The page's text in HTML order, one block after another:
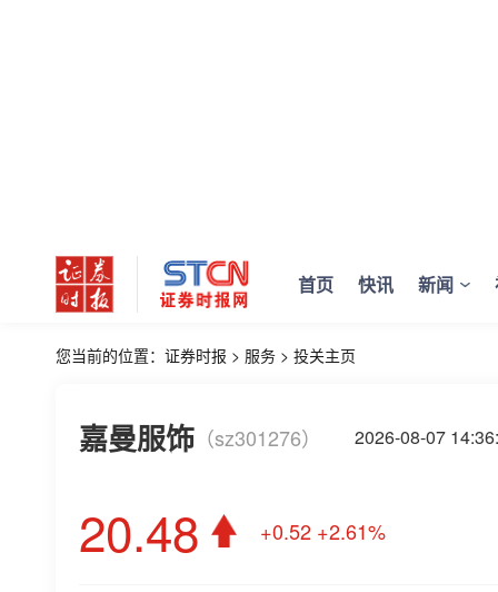
首页 快讯 新闻
您当前的位置： 证券时报 > 服务 > 投关主页
嘉曼服饰 （sz301276） 2026-08-07
20.48 +0.52 +2.61%